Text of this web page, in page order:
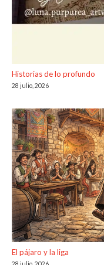
Historias de lo profundo
28 julio, 2026
El pájaro y la liga